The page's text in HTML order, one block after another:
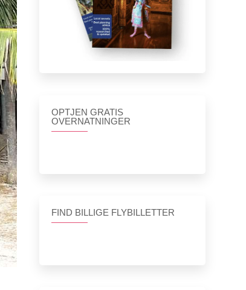
OPTJEN GRATIS
OVERNATNINGER
FIND BILLIGE FLYBILLETTER